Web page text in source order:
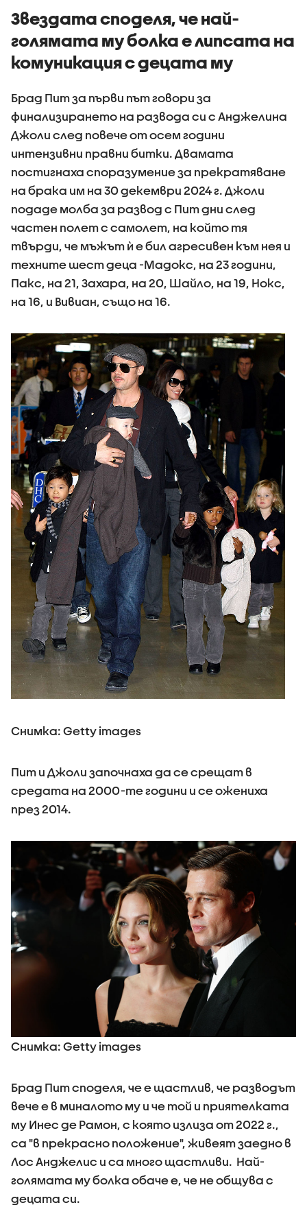
Звездата споделя, че най-
голямата му болка е липсата на
комуникация с децата му
Брад Пит за първи път говори за
финализирането на развода си с Анджелина
Джоли след повече от осем години
интензивни правни битки. Двамата
постигнаха споразумение за прекратяване
на брака им на 30 декември 2024 г. Джоли
подаде молба за развод с Пит дни след
частен полет с самолет, на който тя
твърди, че мъжът ѝ е бил агресивен към нея и
техните шест деца -Мадокс, на 23 години,
Пакс, на 21, Захара, на 20, Шайло, на 19, Нокс,
на 16, и Вивиан, също на 16.
Снимка: Getty images
Пит и Джоли започнаха да се срещат в
средата на 2000-те години и се ожениха
през 2014.
Снимка: Getty images
Брад Пит споделя, че е щастлив, че разводът
вече е в миналото му и че той и приятелката
му Инес де Рамон, с която излиза от 2022 г.,
са "в прекрасно положение", живеят заедно в
Лос Анджелис и са много щастливи. Най-
голямата му болка обаче е, че не общува с
децата си.